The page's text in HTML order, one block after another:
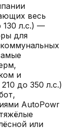
весь
130 л.с.) —
для
и
до 350 л.с.)
AutoPowr
или